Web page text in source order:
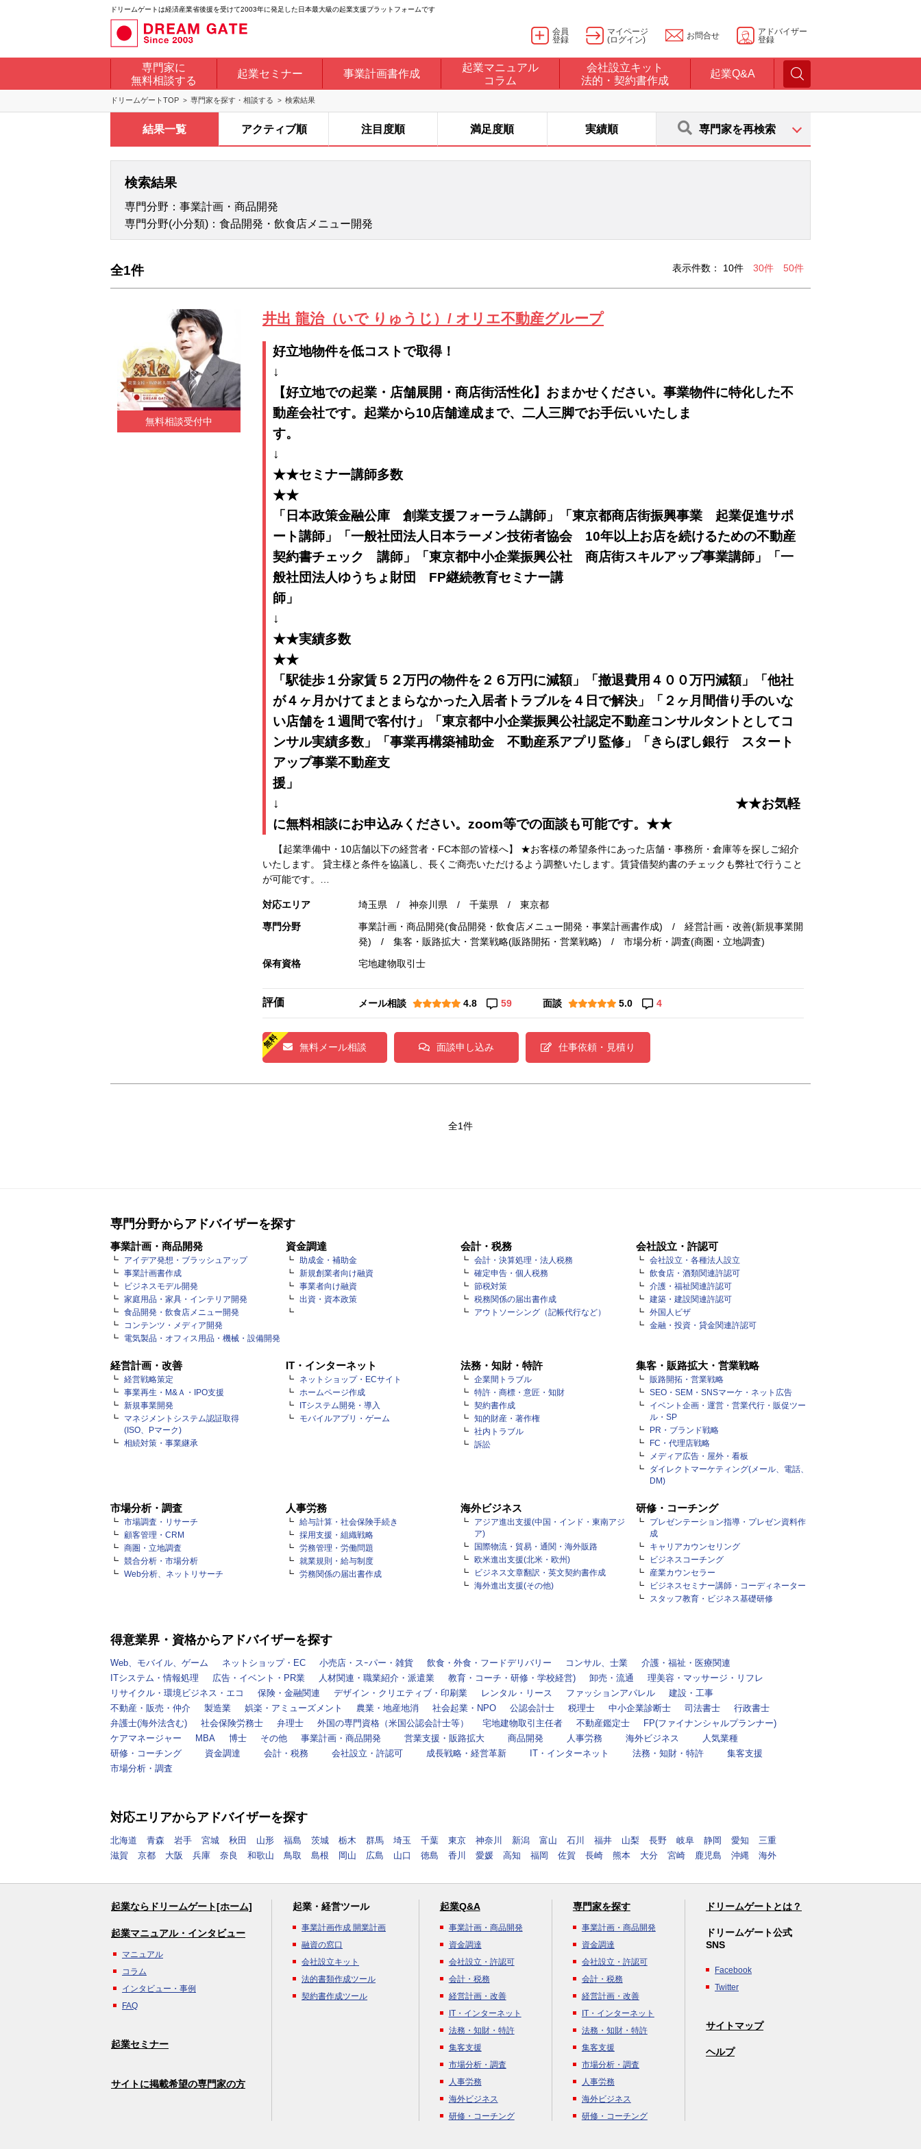
ドリームゲートは経済産業省後援を受けて2003年に発足した日本最大級の起業支援プラットフォームです
会員
登録
マイページ
(ログイン)
お問合せ
アドバイザー
登録
専門家に
無料相談する
起業セミナー 事業計画書作成
起業マニュアル
コラム
会社設立キット
法的・契約書作成
起業Q&A
ドリームゲートTOP 専門家を探す・相談する 検索結果
結果一覧 アクティブ順 注目度順 満足度順 実績順 専門家を再検索
検索結果
専門分野：事業計画・商品開発
専門分野(小分類)：食品開発・飲食店メニュー開発
全1件 表示件数： 10件 30件 50件
無料相談受付中
井出 龍治（いで りゅうじ）/ オリエ不動産グループ
好立地物件を低コストで取得！
↓
【好立地での起業・店舗展開・商店街活性化】おまかせください。事業物件に特化した不
動産会社です。起業から10店舗達成まで、二人三脚でお手伝いいたしま
す。
↓
★★セミナー講師多数
★★
「日本政策金融公庫 創業支援フォーラム講師」「東京都商店街振興事業 起業促進サポ
ート講師」「一般社団法人日本ラーメン技術者協会 10年以上お店を続けるための不動産
契約書チェック 講師」「東京都中小企業振興公社 商店街スキルアップ事業講師」「一
般社団法人ゆうちょ財団 FP継続教育セミナー講
師」
↓
★★実績多数
★★
「駅徒歩１分家賃５２万円の物件を２６万円に減額」「撤退費用４００万円減額」「他社
が４ヶ月かけてまとまらなかった入居者トラブルを４日で解決」「２ヶ月間借り手のいな
い店舗を１週間で客付け」「東京都中小企業振興公社認定不動産コンサルタントとしてコ
ンサル実績多数」「事業再構築補助金 不動産系アプリ監修」「きらぼし銀行 スタート
アップ事業不動産支
援」
↓ ★★お気軽
に無料相談にお申込みください。zoom等での面談も可能です。★★
【起業準備中・10店舗以下の経営者・FC本部の皆様へ】 ★お客様の希望条件にあった店舗・事務所・倉庫等を探しご紹介
いたします。 貸主様と条件を協議し、長くご商売いただけるよう調整いたします。賃貸借契約書のチェックも弊社で行うこと
が可能です。…
対応エリア
埼玉県 / 神奈川県 / 千葉県 / 東京都
専門分野
事業計画・商品開発(食品開発・飲食店メニュー開発・事業計画書作成) / 経営計画・改善(新規事業開
発) / 集客・販路拡大・営業戦略(販路開拓・営業戦略) / 市場分析・調査(商圏・立地調査)
保有資格
宅地建物取引士
評価 メール相談 4.8 59 面談 5.0 4
無料メール相談 面談申し込み 仕事依頼・見積り
全1件
専門分野からアドバイザーを探す
事業計画・商品開発
アイデア発想・ブラッシュアップ
事業計画書作成
ビジネスモデル開発
家庭用品・家具・インテリア開発
食品開発・飲食店メニュー開発
コンテンツ・メディア開発
電気製品・オフィス用品・機械・設備開発
資金調達
助成金・補助金
新規創業者向け融資
事業者向け融資
出資・資本政策
会計・税務
会計・決算処理・法人税務
確定申告・個人税務
節税対策
税務関係の届出書作成
アウトソーシング（記帳代行など）
会社設立・許認可
会社設立・各種法人設立
飲食店・酒類関連許認可
介護・福祉関連許認可
建築・建設関連許認可
外国人ビザ
金融・投資・貸金関連許認可
経営計画・改善
経営戦略策定
事業再生・M&Ａ・IPO支援
新規事業開発
マネジメントシステム認証取得
(ISO、Pマーク)
相続対策・事業継承
IT・インターネット
ネットショップ・ECサイト
ホームページ作成
ITシステム開発・導入
モバイルアプリ・ゲーム
法務・知財・特許
企業間トラブル
特許・商標・意匠・知財
契約書作成
知的財産・著作権
社内トラブル
訴訟
集客・販路拡大・営業戦略
販路開拓・営業戦略
SEO・SEM・SNSマーケ・ネット広告
イベント企画・運営・営業代行・販促ツー
ル・SP
PR・ブランド戦略
FC・代理店戦略
メディア広告・屋外・看板
ダイレクトマーケティング(メール、電話、
DM)
市場分析・調査
市場調査・リサーチ
顧客管理・CRM
商圏・立地調査
競合分析・市場分析
Web分析、ネットリサーチ
人事労務
給与計算・社会保険手続き
採用支援・組織戦略
労務管理・労働問題
就業規則・給与制度
労務関係の届出書作成
海外ビジネス
アジア進出支援(中国・インド・東南アジ
ア)
国際物流・貿易・通関・海外販路
欧米進出支援(北米・欧州)
ビジネス文章翻訳・英文契約書作成
海外進出支援(その他)
研修・コーチング
プレゼンテーション指導・プレゼン資料作
成
キャリアカウンセリング
ビジネスコーチング
産業カウンセラー
ビジネスセミナー講師・コーディネーター
スタッフ教育・ビジネス基礎研修
得意業界・資格からアドバイザーを探す
Web、モバイル、ゲーム ネットショップ・EC 小売店・スｰパー・雑貨 飲食・外食・フードデリバリー コンサル、士業
介護・福祉・医療関連
ITシステム・情報処理
広告・イベント・PR業 人材関連・職業紹介・派遣業 教育・コーチ・研修・学校経営) 卸売・流通
理美容・マッサージ・リフレ
リサイクル・環境ビジネス・エコ
保険・金融関連 デザイン・クリエティブ・印刷業 レンタル・リース ファッションアパレル
建設・工事
不動産・販売・仲介
製造業 娯楽・アミューズメント 農業・地産地消 社会起業・NPO 公認会計士 税理士 中小企業診断士 司法書士
行政書士
弁護士(海外法含む)
社会保険労務士 弁理士 外国の専門資格（米国公認会計士等） 宅地建物取引主任者 不動産鑑定士
FP(ファイナンシャルプランナー)
ケアマネージャー
MBA 博士 その他 事業計画・商品開発 営業支援・販路拡大 商品開発 人事労務 海外ビジネス
人気業種
研修・コーチング
資金調達 会計・税務 会社設立・許認可 成長戦略・経営革新 IT・インターネット 法務・知財・特許
集客支援
市場分析・調査
対応エリアからアドバイザーを探す
北海道 青森 岩手 宮城 秋田 山形 福島 茨城 栃木 群馬 埼玉 千葉 東京 神奈川 新潟 富山 石川 福井 山梨 長野 岐阜 静岡 愛知
三重
滋賀
京都 大阪 兵庫 奈良 和歌山 鳥取 島根 岡山 広島 山口 徳島 香川 愛媛 高知 福岡 佐賀 長崎 熊本 大分 宮崎 鹿児島 沖縄 海外
起業ならドリームゲート[ホーム]
起業マニュアル・インタビュー
マニュアル
コラム
インタビュー・事例
FAQ
起業セミナー
サイトに掲載希望の専門家の方
起業・経営ツール
事業計画作成 開業計画
融資の窓口
会社設立キット
法的書類作成ツール
契約書作成ツール
起業Q&A
事業計画・商品開発
資金調達
会社設立・許認可
会計・税務
経営計画・改善
IT・インターネット
法務・知財・特許
集客支援
市場分析・調査
人事労務
海外ビジネス
研修・コーチング
専門家を探す
事業計画・商品開発
資金調達
会社設立・許認可
会計・税務
経営計画・改善
IT・インターネット
法務・知財・特許
集客支援
市場分析・調査
人事労務
海外ビジネス
研修・コーチング
ドリームゲートとは？
ドリームゲート公式
SNS
Facebook
Twitter
サイトマップ
ヘルプ